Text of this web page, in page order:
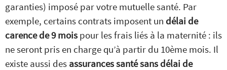
garanties) imposé par votre mutuelle santé. Par
exemple, certains contrats imposent un délai de
carence de 9 mois pour les frais liés à la maternité : ils
ne seront pris en charge qu’à partir du 10ème mois. Il
existe aussi des assurances santé sans délai de